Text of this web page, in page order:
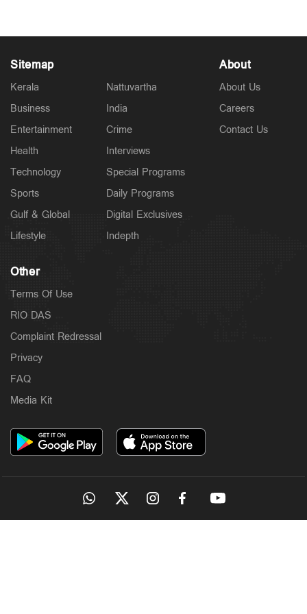
Sitemap
Kerala
Business
Entertainment
Health
Technology
Sports
Gulf & Global
Lifestyle
Nattuvartha
India
Crime
Interviews
Special Programs
Daily Programs
Digital Exclusives
Indepth
About
About Us
Careers
Contact Us
Other
Terms Of Use
RIO DAS
Complaint Redressal
Privacy
FAQ
Media Kit